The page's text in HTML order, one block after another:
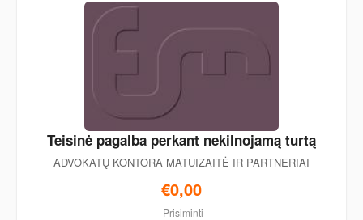
Teisinė pagalba perkant nekilnojamą turtą
ADVOKATŲ KONTORA MATUIZAITĖ IR PARTNERIAI
€0,00
Prisiminti